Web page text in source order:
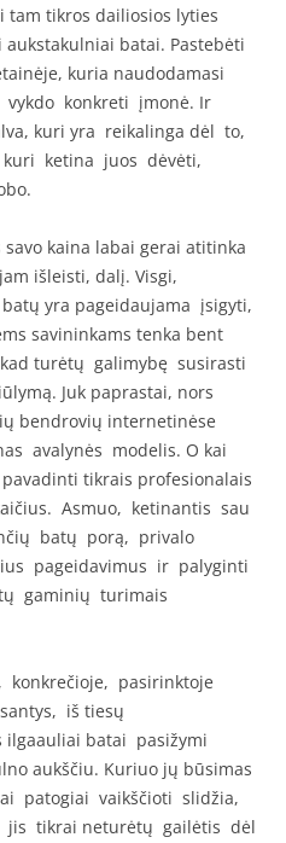
tam tikros dailiosios lyties
batai. Pastebėti
kuria naudodamasi
vykdo konkreti įmonė. Ir
kuri yra reikalinga dėl to,
ketina juos dėvėti,
kaina labai gerai atitinka
išleisti, dalį. Visgi,
yra pageidaujama įsigyti,
savininkams tenka bent
turėtų galimybę susirasti
Juk paprastai, nors
bendrovių internetinėse
avalynės modelis. O kai
tikrais profesionalais
Asmuo, ketinantis sau
batų porą, privalo
pageidavimus ir palyginti
gaminių turimais
pasirinktoje
iš tiesų
batai pasižymi
aukščiu. Kuriuo jų būsimas
patogiai vaikščioti slidžia,
jis tikrai neturėtų gailėtis dėl